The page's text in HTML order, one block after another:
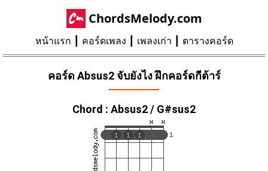
ChordsMelody.com
หน้าแรก คอร์ดเพลง เพลงเก่า ตารางคอร์ด
คอร์ด Absus2 จับยังไง ฝึกคอร์ดกีต้าร์
Chord : Absus2 / G#sus2